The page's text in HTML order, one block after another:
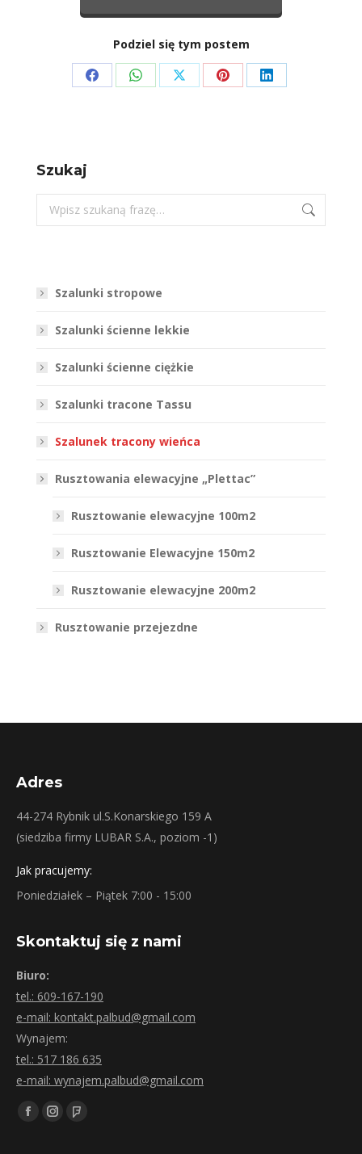
Podziel się tym postem
Share Share Share Share Share
Szukaj
Szukaj:
Szalunki stropowe
Szalunki ścienne lekkie
Szalunki ścienne ciężkie
Szalunki tracone Tassu
Szalunek tracony wieńca
Rusztowania elewacyjne „Plettac”
Rusztowanie elewacyjne 100m2
Rusztowanie Elewacyjne 150m2
Rusztowanie elewacyjne 200m2
Rusztowanie przejezdne
Adres
44-274 Rybnik ul.S.Konarskiego 159 A
(siedziba firmy LUBAR S.A., poziom -1)
Jak pracujemy:
Poniedziałek – Piątek 7:00 - 15:00
Skontaktuj się z nami
Biuro:
tel.: 609-167-190
e-mail: kontakt.palbud@gmail.com
Wynajem:
tel.: 517 186 635
e-mail: wynajem.palbud@gmail.com
Znajdź nas na:
Facebook
InstagramFoursquare